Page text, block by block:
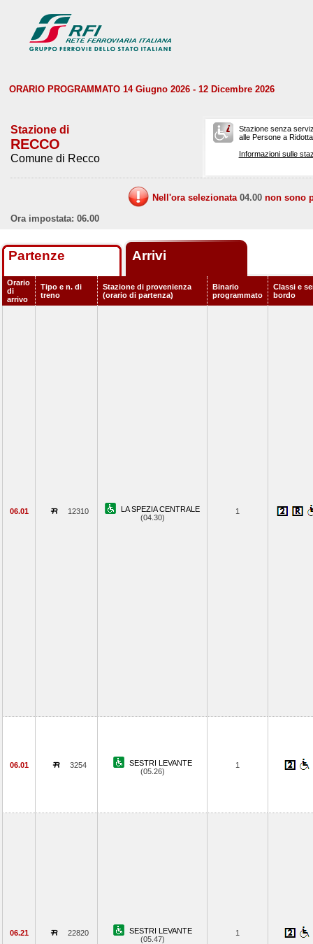
ORARIO PROGRAMMATO 14 Giugno 2026 - 12 Dicembre 2026
Stazione di
RECCO
Comune di Recco
Stazione senza
alle Persone a
Informazioni sulle
Nell'ora selezionata 04.00 non sono
Ora impostata: 06.00
Partenze Arrivi
Orario
di
arrivo
Tipo e n. di
treno
Stazione di provenienza
(orario di partenza)
Binario
programmato
Classi e
bordo
06.01 12310
LA SPEZIA CENTRALE
(04.30)
1
06.01 3254
SESTRI LEVANTE
(05.26)
1
06.21 22820
SESTRI LEVANTE
(05.47)
1